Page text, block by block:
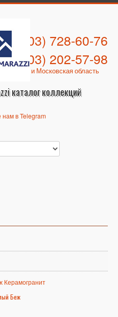
каталог коллекций
(903) 728-60-76
(903) 202-57-98
Москва и Московская область
в Telegram
Беж